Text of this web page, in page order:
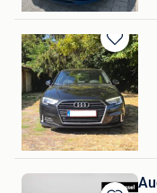
Begijnendijk
Bewaren
in
Mijn
Favorieten
Logan
Tournai